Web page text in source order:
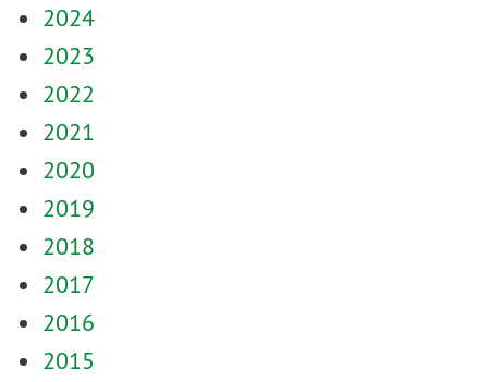
2024
2023
2022
2021
2020
2019
2018
2017
2016
2015